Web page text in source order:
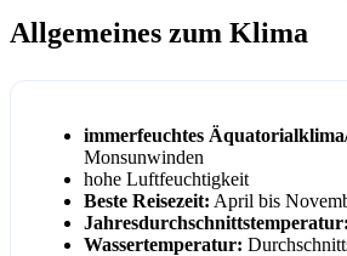
Allgemeines zum Klima
immerfeuchtes Äquatoria
Monsunwinden
hohe Luftfeuchtigkeit
Beste Reisezeit: April bis
Jahresdurchschnittstemperatur:
Wassertemperatur: